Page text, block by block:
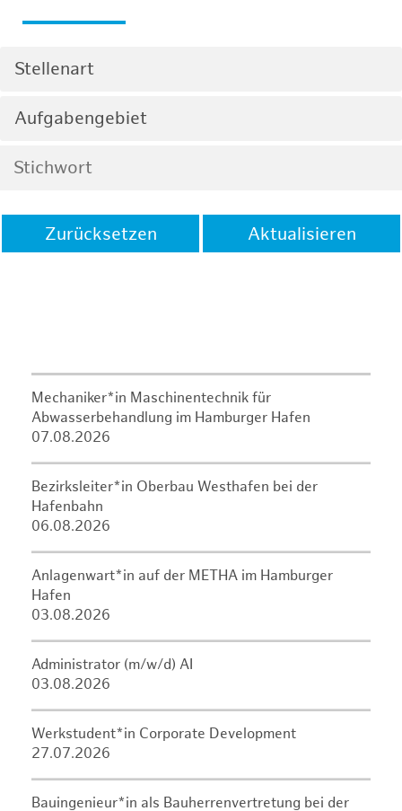
Stellenart
Aufgabengebiet
Zurücksetzen Aktualisieren
Mechaniker*in Maschinentechnik für
Abwasserbehandlung im Hamburger Hafen
07.08.2026
Bezirksleiter*in Oberbau Westhafen bei der
Hafenbahn
06.08.2026
Anlagenwart*in auf der METHA im Hamburger
Hafen
03.08.2026
Administrator (m/w/d) AI
03.08.2026
Werkstudent*in Corporate Development
27.07.2026
Bauingenieur*in als Bauherrenvertretung bei der